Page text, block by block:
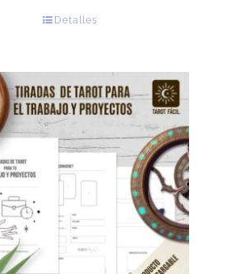
U$
28.
U$
26.
Detalles